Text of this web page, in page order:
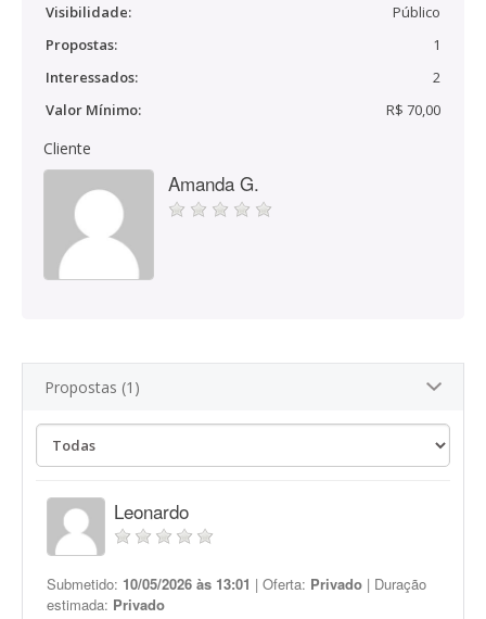
Visibilidade:
Público
Propostas:
1
Interessados:
2
Valor Mínimo:
R$ 70,00
Cliente
Amanda G.
Propostas (1)
Leonardo
Submetido: 10/05/2026 às 13:01 | Oferta: Privado | Duração
estimada: Privado